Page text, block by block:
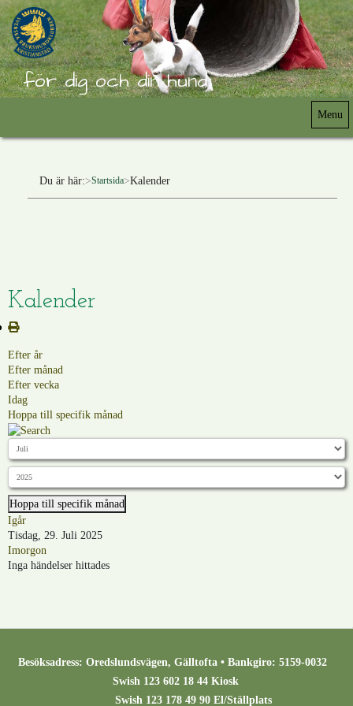
för dig och din hund
Menu
Du är här: Startsida Kalender
Kalender
Efter år
Efter månad
Efter vecka
Idag
Hoppa till specifik månad
Hoppa till specifik månad
Igår
Tisdag, 29. Juli 2025
Imorgon
Inga händelser hittades
Besöksadress: Oredslundsvägen, Gälltofta • Bankgiro: 5159-0032
Swish 123 602 18 44 Kiosk
Swish 123 178 49 90 El/Ställplats